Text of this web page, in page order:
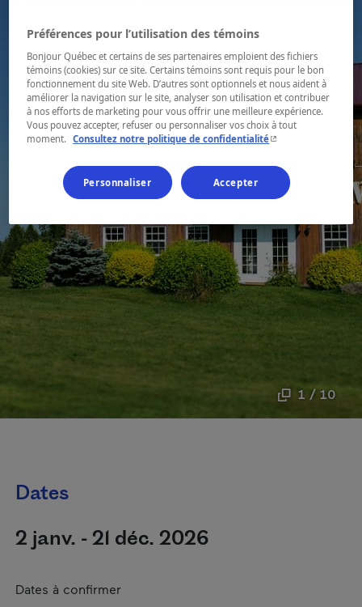
1 / 10
Dates
2 janv. - 21 déc. 2026
Dates à confirmer
Préférences pour l’utilisation des témoins
Bonjour Québec et certains de ses partenaires emploient des fichiers
témoins (cookies) sur ce site. Certains témoins sont requis pour le bon
fonctionnement du site Web. D’autres sont optionnels et nous aident à
améliorer la navigation sur le site, analyser son utilisation et contribuer
à nos efforts de marketing pour vous offrir une meilleure expérience.
Vous pouvez accepter, refuser ou personnaliser vos choix à tout
moment.
Consultez notre politique de confidentialité- Cet hyperlien
Personnaliser Accepter